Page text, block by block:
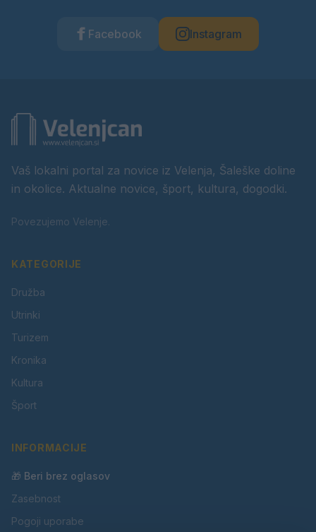
Facebook Instagram
Vaš lokalni portal za novice iz Velenja, Šaleške doline
in okolice. Aktualne novice, šport, kultura, dogodki.
Povezujemo Velenje.
KATEGORIJE
Družba
Utrinki
Turizem
Kronika
Kultura
Šport
INFORMACIJE
🎁 Beri brez oglasov
Zasebnost
Pogoji uporabe